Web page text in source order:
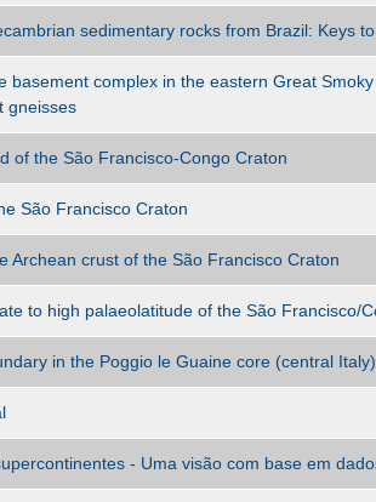
sedimentary rocks from Brazil: Keys
basement complex in the eastern Great
gneisses
of the São Francisco-Congo Craton
São Francisco Craton
Archean crust of the São Francisco Craton
to high palaeolatitude of the São Francisco/
in the Poggio le Guaine core (central
- Uma visão com base em